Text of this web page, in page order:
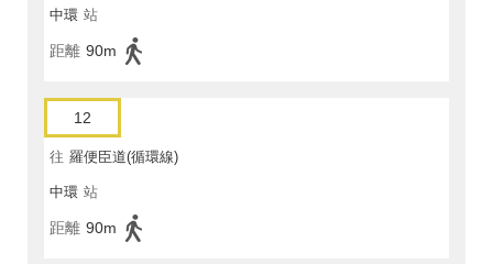
中環 站
距離 90m
12
往 羅便臣道(循環線)
中環 站
距離 90m